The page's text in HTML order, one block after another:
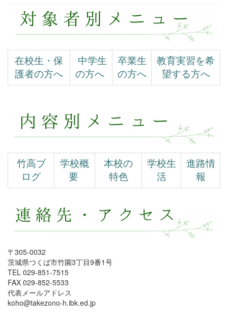
在校生・保
護者の方へ
中学生
の方へ
卒業生
の方へ
教育実習を希
望する方へ
竹高ブ
ログ
学校概
要
本校の
特色
学校生
活
進路情
報
〒305-0032
茨城県つくば市竹園3丁目9番1号
TEL 029-851-7515
FAX 029-852-5533
代表メールアドレス
koho@takezono-h.ibk.ed.jp